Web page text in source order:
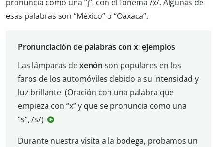
pronuncia como una “j”, con el fonema /x/. Algunas de
esas palabras son “México” o “Oaxaca”.
Pronunciación de palabras con x: ejemplos
Las lámparas dexenón son populares en los
faros de los automóviles debido a su intensidad y
luz brillante. (Oración con una palabra que
empieza con “x” y que se pronuncia como una
“s”, /s/)
Durante nuestra visita a la bodega, probamos un